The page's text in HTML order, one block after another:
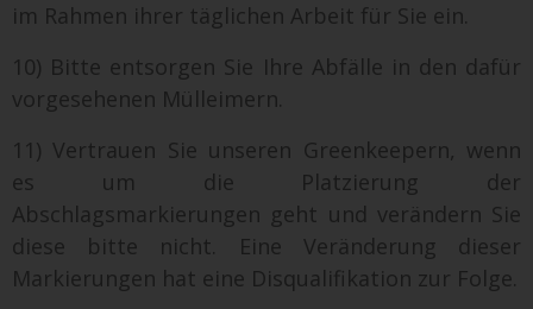
im Rahmen ihrer täglichen Arbeit für Sie ein.
10) Bitte entsorgen Sie Ihre Abfälle in den dafür
vorgesehenen Mülleimern.
11) Vertrauen Sie unseren Greenkeepern, wenn
es um die Platzierung der
Abschlagsmarkierungen geht und verändern Sie
diese bitte nicht. Eine Veränderung dieser
Markierungen hat eine Disqualifikation zur Folge.